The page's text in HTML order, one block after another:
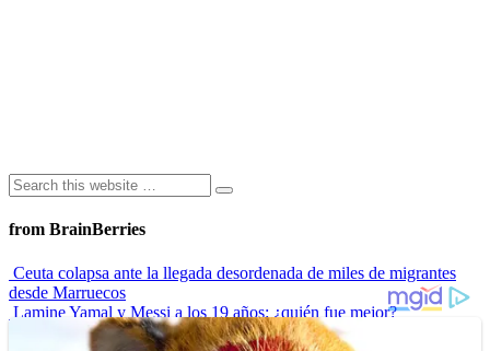
from BrainBerries
Ceuta colapsa ante la llegada desordenada de miles de migrantes
desde Marruecos
Lamine Yamal y Messi a los 19 años: ¿quién fue mejor?
“Envidiosa”, la serie argentina que muestra a una mujer real